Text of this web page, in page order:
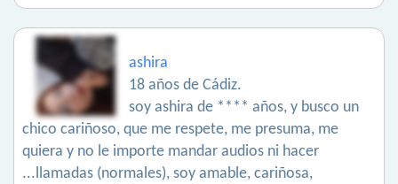
ashira
18 años de Cádiz.
soy ashira de **** años, y busco un
chico cariñoso, que me respete, me presuma, me
quiera y no le importe mandar audios ni hacer
...llamadas (normales), soy amable, cariñosa,